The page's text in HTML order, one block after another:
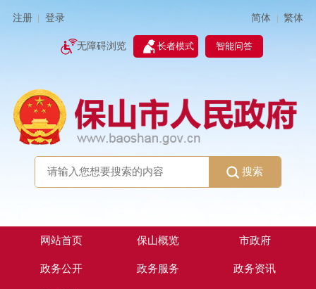
注册 登录 简体 | 繁体
无障碍浏览 长者模式 智能问答
搜索
网站首页 保山概览 市政府
政务公开 政务服务 政务资讯